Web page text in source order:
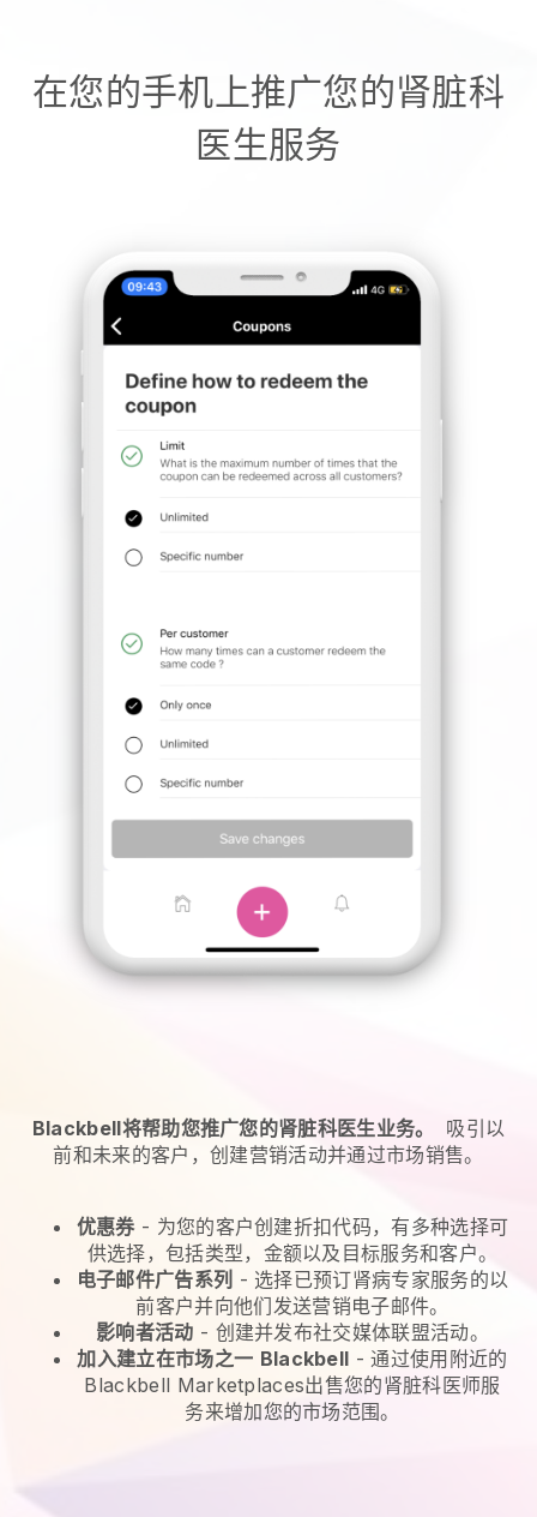
在您的手机上推广您的肾脏科
医生服务
Blackbell将帮助您推广您的肾脏科医生业务。
吸引以
前和未来的客户，创建营销活动并通过市场销售。
优惠券- 为您的客户创建折扣代码，有多种选择可
供选择，包括类型，金额以及目标服务和客户。
电子邮件广告系列 - 选择已预订肾病专家服务的以
前客户并向他们发送营销电子邮件。
影响者活动 - 创建并发布社交媒体联盟活动。
加入建立在市场之一 Blackbell -通过使用附近的
Blackbell Marketplaces出售您的肾脏科医师服
务来增加您的市场范围。